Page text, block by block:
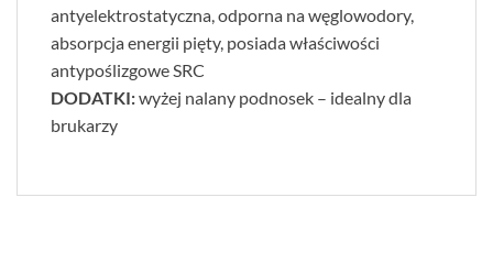
antyelektrostatyczna, odporna na węglowodory,
absorpcja energii pięty, posiada właściwości
antypoślizgowe SRC
DODATKI:wyżej nalany podnosek – idealny dla
brukarzy